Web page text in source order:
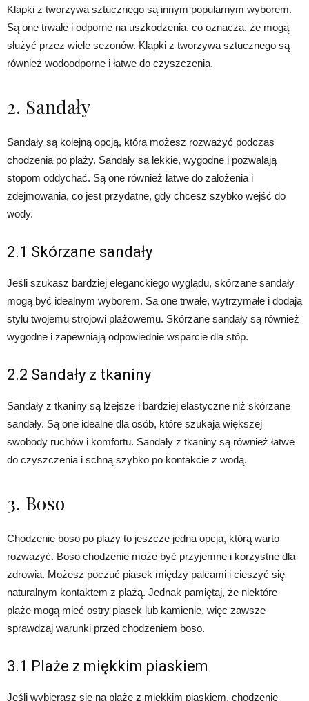
Klapki z tworzywa sztucznego są innym popularnym wyborem.
Są one trwałe i odporne na uszkodzenia, co oznacza, że ​​mogą
służyć przez wiele sezonów. Klapki z tworzywa sztucznego są
również wodoodporne i łatwe do czyszczenia.
2. Sandały
Sandały są kolejną opcją, którą możesz rozważyć podczas
chodzenia po plaży. Sandały są lekkie, wygodne i pozwalają
stopom oddychać. Są one również łatwe do założenia i
zdejmowania, co jest przydatne, gdy chcesz szybko wejść do
wody.
2.1 Skórzane sandały
Jeśli szukasz bardziej eleganckiego wyglądu, skórzane sandały
mogą być idealnym wyborem. Są one trwałe, wytrzymałe i dodają
stylu twojemu strojowi plażowemu. Skórzane sandały są również
wygodne i zapewniają odpowiednie wsparcie dla stóp.
2.2 Sandały z tkaniny
Sandały z tkaniny są lżejsze i bardziej elastyczne niż skórzane
sandały. Są one idealne dla osób, które szukają większej
swobody ruchów i komfortu. Sandały z tkaniny są również łatwe
do czyszczenia i schną szybko po kontakcie z wodą.
3. Boso
Chodzenie boso po plaży to jeszcze jedna opcja, którą warto
rozważyć. Boso chodzenie może być przyjemne i korzystne dla
zdrowia. Możesz poczuć piasek między palcami i cieszyć się
naturalnym kontaktem z plażą. Jednak pamiętaj, że niektóre
plaże mogą mieć ostry piasek lub kamienie, więc zawsze
sprawdzaj warunki przed chodzeniem boso.
3.1 Plaże z miękkim piaskiem
Jeśli wybierasz się na plażę z miękkim piaskiem, chodzenie